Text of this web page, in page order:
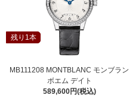
残り1本
MB111208 MONTBLANC モンブラン
ボエム デイト
589,600円(税込)